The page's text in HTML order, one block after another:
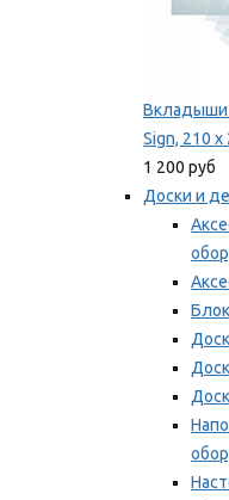
Вкладыши
Sign, 210
1 200 руб
Доски и